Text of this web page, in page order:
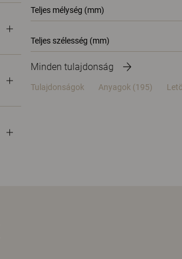
Teljes mélység (mm)
Teljes szélesség (mm)
Minden tulajdonság
Tulajdonságok Anyagok (195)